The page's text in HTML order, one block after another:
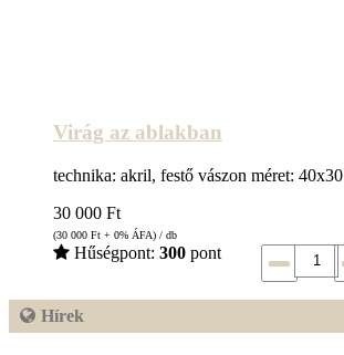
Virág az ablakban
technika: akril, festő vászon méret:
30 000 Ft
(30 000 Ft + 0% ÁFA) / db
Hűségpont: 300 pont
Hírek